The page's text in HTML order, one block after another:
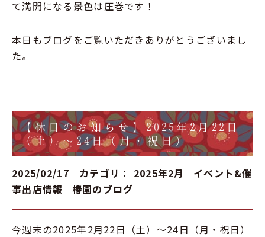
て満開になる景色は圧巻です！
本日もブログをご覧いただきありがとうございまし
た。
【休日のお知らせ】2025年2月22日
（土）～24日（月・祝日）
2025/02/17 カテゴリ： 2025年2月
イベント&催
事出店情報
椿園のブログ
今週末の2025年2月22日（土）～24日（月・祝日）